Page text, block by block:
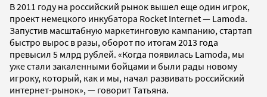
В 2011 году на российский рынок вышел еще один игрок,
проект немецкого инкубатора Rocket Internet — Lamoda.
Запустив масштабную маркетинговую кампанию, стартап
быстро вырос в разы, оборот по итогам 2013 года
превысил 5 млрд рублей. «Когда появилась Lamoda, мы
уже стали закаленными бойцами и были рады новому
игроку, который, как и мы, начал развивать российский
интернет-рынок», — говорит Татьяна.